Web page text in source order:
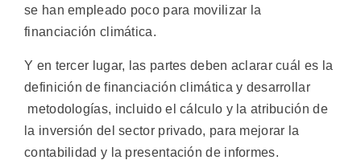
se han empleado poco para movilizar la
financiación climática.
Y en tercer lugar, las partes deben aclarar cuál es la
definición de financiación climática y desarrollar
metodologías, incluido el cálculo y la atribución de
la inversión del sector privado, para mejorar la
contabilidad y la presentación de informes.